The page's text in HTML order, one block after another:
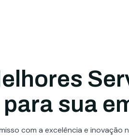
para sua
com a excelência e inovação